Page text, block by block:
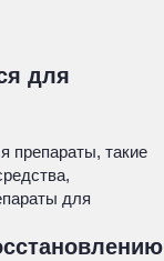
для
препараты, такие
для